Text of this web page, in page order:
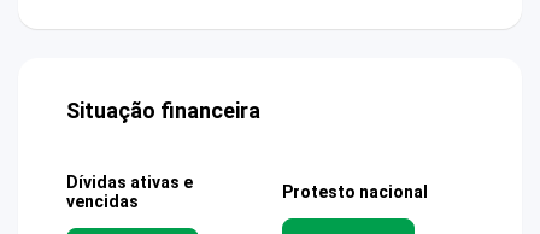
Situação financeira
Dívidas ativas e
vencidas
Protesto nacional